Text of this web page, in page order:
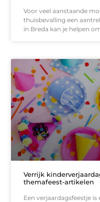
Voor veel aanstaande
thuisbevalling een
in Breda kan je helpen
Verrijk
themafeest-artikelen
Een verjaardagsfeestje